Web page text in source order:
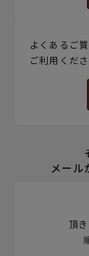
よくあるご
ご利用くださ
メール
頂